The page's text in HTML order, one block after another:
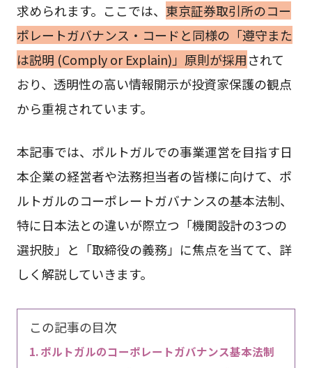
求められます。ここでは、 東京証券取引所のコー
ポレートガバナンス・コードと同様の「遵守また
は説明 (Comply or Explain)」原則が採用されて
おり、透明性の高い情報開示が投資家保護の観点
から重視されています。
本記事では、ポルトガルでの事業運営を目指す日
本企業の経営者や法務担当者の皆様に向けて、ポ
ルトガルのコーポレートガバナンスの基本法制、
特に日本法との違いが際立つ「機関設計の3つの
選択肢」と「取締役の義務」に焦点を当てて、詳
しく解説していきます。
この記事の目次
ポルトガルのコーポレートガバナンス基本法制